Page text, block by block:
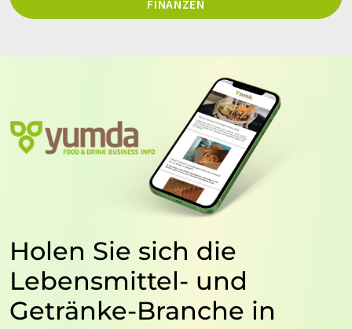
FINANZEN
Holen Sie sich die
Lebensmittel- und
Getränke-Branche in